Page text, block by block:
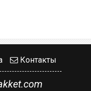
Контакты